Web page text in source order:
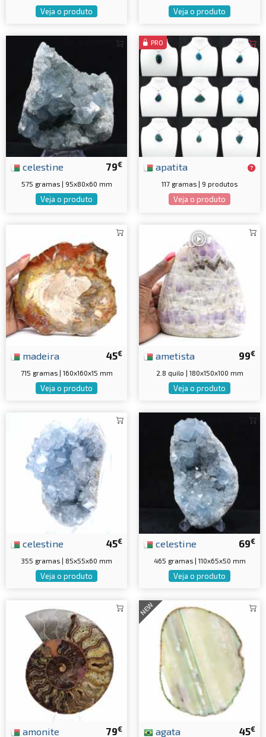
Veja o produto Veja o produto
79€
celestine
575 gramas | 95x80x60 mm
Veja o produto
PRO
apatita
117 gramas | 9 produtos
Veja o produto
45€
madeira
715 gramas | 160x160x15 mm
Veja o produto
99€
ametista
2.8 quilo | 180x150x100 mm
Veja o produto
45€
celestine
355 gramas | 85x55x60 mm
Veja o produto
69€
celestine
465 gramas | 110x65x50 mm
Veja o produto
79€
amonite
NEW
45€
agata